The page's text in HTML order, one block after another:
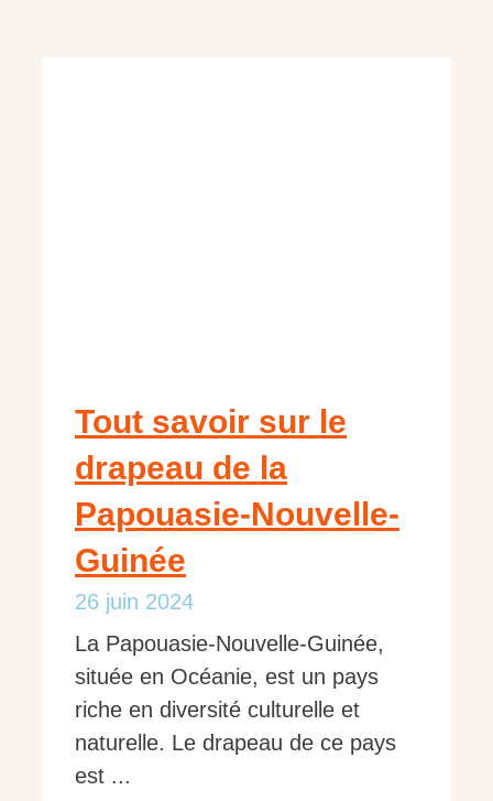
Tout savoir sur le
drapeau de la
Papouasie-Nouvelle-
Guinée
26 juin 2024
La Papouasie-Nouvelle-Guinée,
située en Océanie, est un pays
riche en diversité culturelle et
naturelle. Le drapeau de ce pays
est ...